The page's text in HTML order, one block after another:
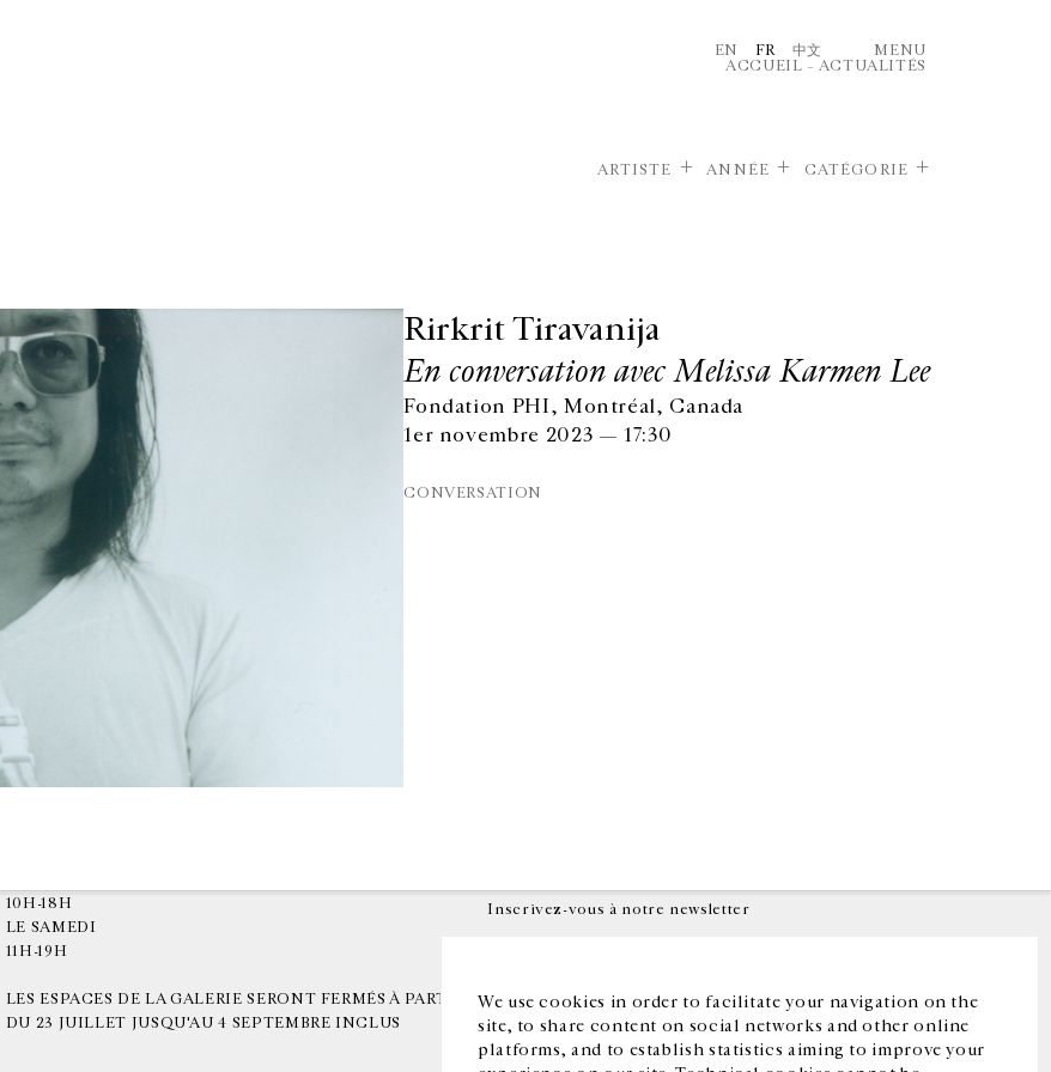
We use cookies in order to facilitate your navigation on the
site, to share content on social networks and other online
platforms, and to establish statistics aiming to improve your
EN FR 中文
MENU
ACCUEIL – ACTUALITÉS
ARTISTE ANNÉE CATÉGORIE
Rirkrit Tiravanija
En conversation avec Melissa Karmen Lee
Fondation PHI, Montréal, Canada
1er novembre 2023 — 17:30
CONVERSATION
10H-18H
LE SAMEDI
11H-19H
LES ESPACES DE LA GALERIE SERONT FERMÉS À PARTIR
DU 23 JUILLET JUSQU'AU 4 SEPTEMBRE INCLUS
Inscrivez-vous à notre newsletter